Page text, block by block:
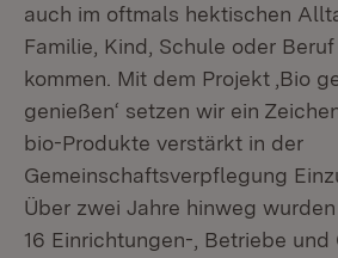
auch im oftmals hektischen
Familie, Kind, Schule oder
kommen. Mit dem Projekt ‚Bio
genießen‘ setzen wir ein
bio-Produkte verstärkt in der
Gemeinschaftsverpflegung
Über zwei Jahre hinweg
16 Einrichtungen-, Betriebe